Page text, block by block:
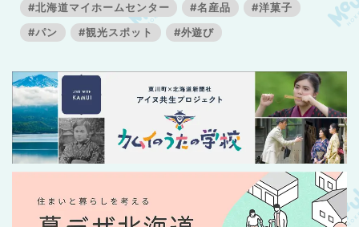
#北海道マイホームセンター
#名産品
#洋菓子
#パン
#観光スポット #外遊び